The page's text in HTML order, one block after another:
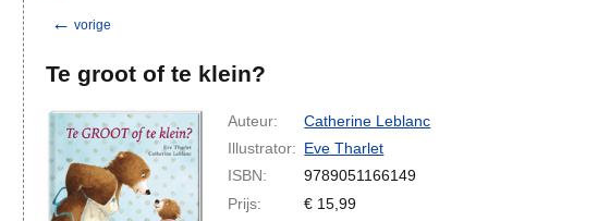
← vorige
Te groot of te klein?
Auteur:
Catherine Leblanc
Illustrator: Eve Tharlet
ISBN:
9789051166149
Prijs:
€ 15,99